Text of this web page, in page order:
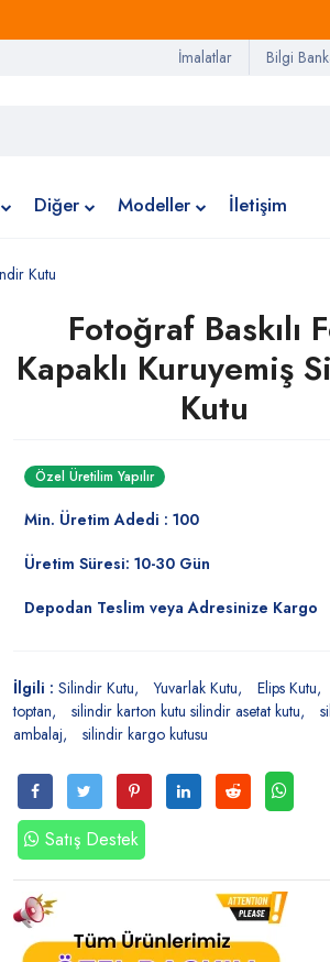
İmalatlar Bilgi
Diğer Modeller İletişim
Kutu
Fotoğraf Baskılı
Kapaklı Kuruyemiş
Kutu
Özel Üretilim Yapılır
Min. Üretim Adedi : 100
Üretim Süresi: 10-30 Gün
Depodan Teslim veya Adresinize Kargo
İlgili : Silindir Kutu Yuvarlak Kutu
Elips Kutu
toptan
silindir karton kutu silindir asetat kutu
ambalaj
silindir kargo kutusu
Satış Destek